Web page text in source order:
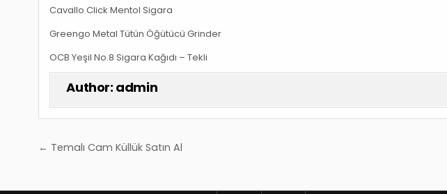
Cavallo Click Mentol Sigara
Greengo Metal Tütün Öğütücü Grinder
OCB Yeşil No.8 Sigara Kağıdı – Tekli
Author: admin
Yazı
← Temalı Cam Küllük Satın Al